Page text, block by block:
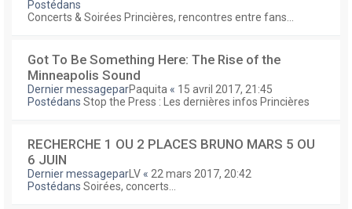
Postédans
Concerts & Soirées Princières, rencontres entre fans...
Got To Be Something Here: The Rise of the
Minneapolis Sound
Dernier messageparPaquita « 15 avril 2017, 21:45
Postédans Stop the Press : Les dernières infos Princières
RECHERCHE 1 OU 2 PLACES BRUNO MARS 5 OU
6 JUIN
Dernier messagepar LV « 22 mars 2017, 20:42
Postédans Soirées, concerts...